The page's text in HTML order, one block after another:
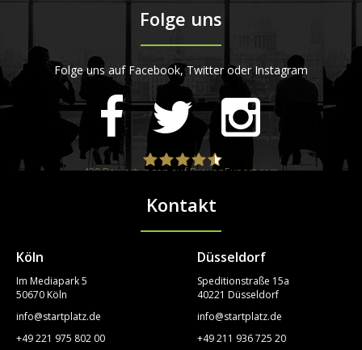
Folge uns
Folge uns auf Facebook, Twitter oder Instagram
STARTPLATZ
420Bewertungen auf ProvenExpert.com
Kontakt
Köln
Im Mediapark 5
50670 Köln
info@startplatz.de
+49 221 975 802 00
Düsseldorf
Speditionstraße 15a
40221 Düsseldorf
info@startplatz.de
+49 211 936 725 20